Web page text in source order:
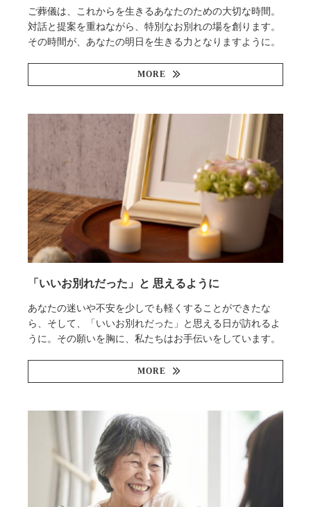
ご葬儀は、これからを生きるあなたのための大切な時間。
対話と提案を重ねながら、特別なお別れの場を創ります。
その時間が、あなたの明日を生きる力となりますように。
MORE
「いいお別れだった」と 思えるように
あなたの迷いや不安を少しでも軽くすることができたな
ら、そして、「いいお別れだった」と思える日が訪れるよ
うに。その願いを胸に、私たちはお手伝いをしています。
MORE